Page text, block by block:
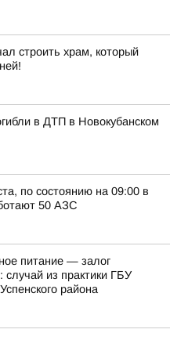
строить храм, который
в ДТП в Новокубанском
по состоянию на 09:00 в
50 АЗС
питание — залог
случай из практики ГБУ
района